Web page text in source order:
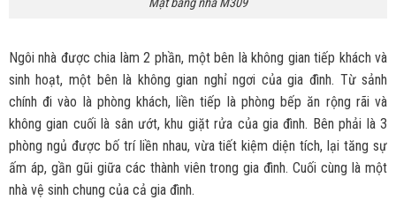
Mặt bằng nhà M309
Ngôi nhà được chia làm 2 phần, một bên là không gian tiếp khách và
sinh hoạt, một bên là không gian nghỉ ngơi của gia đình. Từ sảnh
chính đi vào là phòng khách, liền tiếp là phòng bếp ăn rộng rãi và
không gian cuối là sân ướt, khu giặt rửa của gia đình. Bên phải là 3
phòng ngủ được bố trí liền nhau, vừa tiết kiệm diện tích, lại tăng sự
ấm áp, gần gũi giữa các thành viên trong gia đình. Cuối cùng là một
nhà vệ sinh chung của cả gia đình.